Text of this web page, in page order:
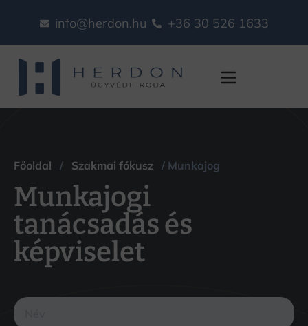
info@herdon.hu +36 30 526 1633
Főoldal / Szakmai fókusz / Munkajog
Munkajogi
tanácsadás és
képviselet